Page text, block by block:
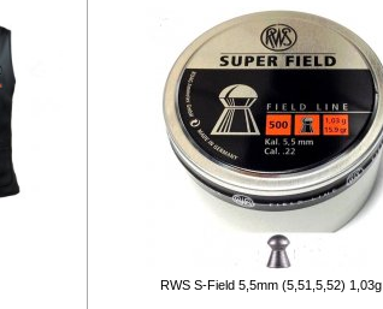
RWS S-Field 5,5mm (5,51,5,52) 1,03g